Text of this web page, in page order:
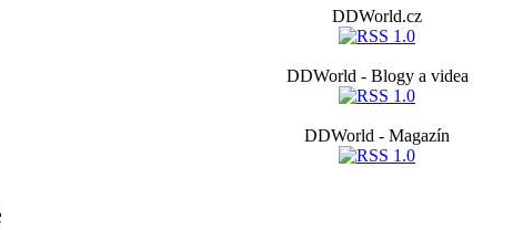
DDWorld.cz
DDWorld - Blogy a videa
DDWorld - Magazín